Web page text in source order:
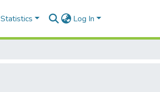
Statistics Log In